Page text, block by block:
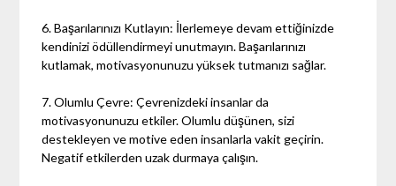
6. Başarılarınızı Kutlayın: İlerlemeye devam ettiğinizde
kendinizi ödüllendirmeyi unutmayın. Başarılarınızı
kutlamak, motivasyonunuzu yüksek tutmanızı sağlar.
7. Olumlu Çevre: Çevrenizdeki insanlar da
motivasyonunuzu etkiler. Olumlu düşünen, sizi
destekleyen ve motive eden insanlarla vakit geçirin.
Negatif etkilerden uzak durmaya çalışın.